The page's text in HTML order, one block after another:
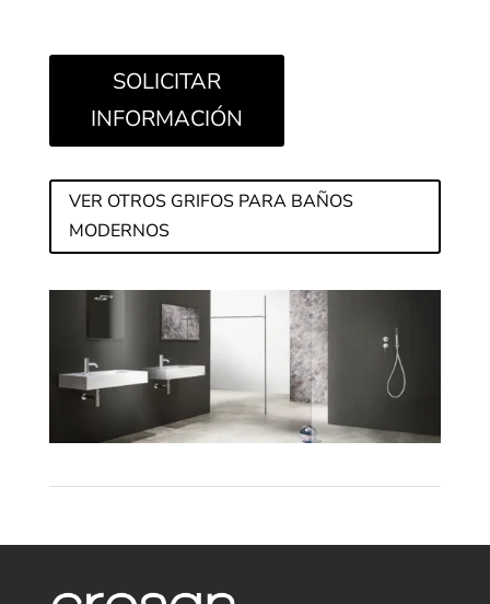
SOLICITAR
INFORMACIÓN
VER OTROS GRIFOS PARA BAÑOS
MODERNOS